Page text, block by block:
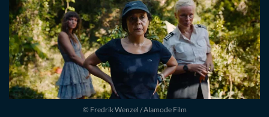
© Fredrik Wenzel / Alamode Film